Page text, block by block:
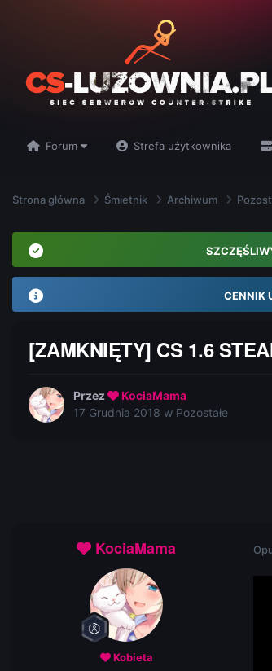
Forum Strefa użytkownika
Strona główna Śmietnik Archiwum
CENNIK
[ZAMKNIĘTY] CS 1.6
Przez
KociaMama
17 Grudnia 2018 w Pozostałe
KociaMama
Kobieta